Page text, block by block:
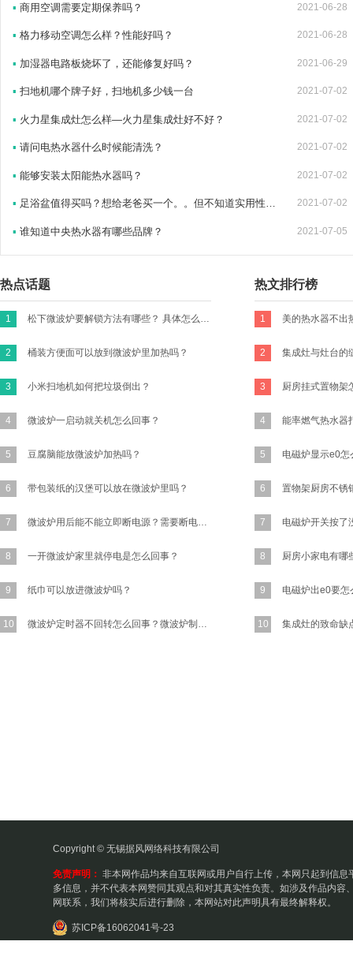
▪ 商用空调需要定期保养吗？ 2021-06-28
▪ 格力移动空调怎么样？性能好吗？ 2021-06-28
▪ 加湿器电路板烧坏了，还能修复好吗？ 2021-06-29
▪ 扫地机哪个牌子好，扫地机多少钱一台 2021-07-02
▪ 火力星集成灶怎么样—火力星集成灶好不好？ 2021-07-02
▪ 请问电热水器什么时候能清洗？ 2021-07-02
▪ 能够安装太阳能热水器吗？ 2021-07-02
▪ 足浴盆值得买吗？想给老爸买一个。。但不知道实用性高不高 2021-07-02
▪ 谁知道中央热水器有哪些品牌？ 2021-07-05
热点话题
1 松下微波炉要解锁方法有哪些？ 具体怎么操作？
2 桶装方便面可以放到微波炉里加热吗？
3 小米扫地机如何把垃圾倒出？
4 微波炉一启动就关机怎么回事？
5 豆腐脑能放微波炉加热吗？
6 带包装纸的汉堡可以放在微波炉里吗？
7 微波炉用后能不能立即断电源？需要断电源吗?
8 一开微波炉家里就停电是怎么回事？
9 纸巾可以放进微波炉吗？
10 微波炉定时器不回转怎么回事？微波炉制热是正常的！
热文排行榜
1
2
3
4
5
6
7
8 厨房小家电有哪
9
10
Copyright © 无锡据风网络科技有限公司
免责声明： 非本网作品均来自互联网或用户自行上传，本网只起到信息
多信息，并不代表本网赞同其观点和对其真实性负责。如涉及作品内容
网联系，我们将核实后进行删除，本网站对此声明具有最终解释权。
苏ICP备16062041号-23